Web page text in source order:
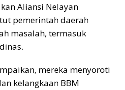
Aliansi Nelayan
pemerintah daerah
masalah, termasuk
mereka menyoroti
kelangkaan BBM